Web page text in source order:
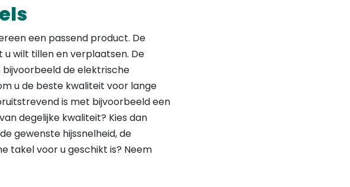
een passend product. De
wilt tillen en verplaatsen. De
bijvoorbeeld de elektrische
u de beste kwaliteit voor lange
is met bijvoorbeeld een
degelijke kwaliteit? Kies dan
gewenste hijssnelheid, de
takel voor u geschikt is? Neem